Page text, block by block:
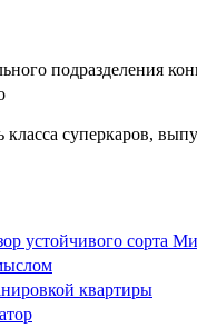
подразделения
суперкаров,
устойчивого сорта
квартиры